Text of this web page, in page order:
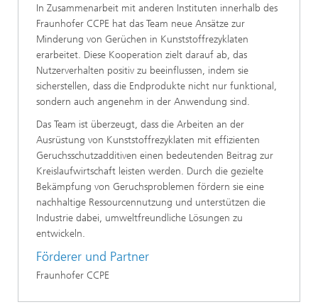
In Zusammenarbeit mit anderen Instituten innerhalb des
Fraunhofer CCPE hat das Team neue Ansätze zur
Minderung von Gerüchen in Kunststoffrezyklaten
erarbeitet. Diese Kooperation zielt darauf ab, das
Nutzerverhalten positiv zu beeinflussen, indem sie
sicherstellen, dass die Endprodukte nicht nur funktional,
sondern auch angenehm in der Anwendung sind.
Das Team ist überzeugt, dass die Arbeiten an der
Ausrüstung von Kunststoffrezyklaten mit effizienten
Geruchsschutzadditiven einen bedeutenden Beitrag zur
Kreislaufwirtschaft leisten werden. Durch die gezielte
Bekämpfung von Geruchsproblemen fördern sie eine
nachhaltige Ressourcennutzung und unterstützen die
Industrie dabei, umweltfreundliche Lösungen zu
entwickeln.
Förderer und Partner
Fraunhofer CCPE